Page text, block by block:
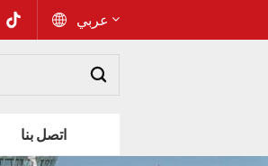
عربي
Русский
اتصل بنا